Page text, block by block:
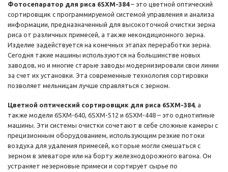
Фотосепаратор для риса 6SXM-384– это цветной оптический
сортировщик с программируемой системой управления и анализа
информации, предназначенный для высокоточной очистки зерна
риса от различных примесей, а также некондиционного зерна.
Изделие задействуется на конечных этапах переработки зерна.
Сегодня такие машины используются на большинстве новых
заводов, но и многие старые заводы модернизировали свои линии
за счет их установки. Эта современные технология сортировки
позволяет мельницам лучше справляться с зерном.
Цветной оптический сортировщик для риса 6SXM-384, а
также модели 6SXM-640, 6SXM-512 и 6SXM-448 – это однотипные
машины. Эти системы очистки сочетают в себе сложные камеры с
прецизионным оборудованием, использующим резкие потоки
воздуха для удаления примесей, которые могли смешаться с
зерном в элеваторе или на борту железнодорожного вагона. Он
устраняет незерновые примеси и сортирует сырье по